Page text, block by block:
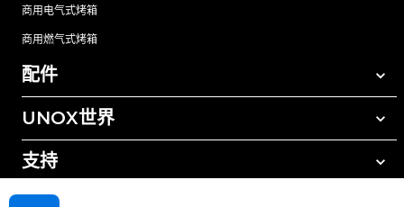
商用电气式烤箱
商用燃气式烤箱
配件
所有配件
手动清洗清洁剂
UNOX世界
我们在全球的办事处
支持